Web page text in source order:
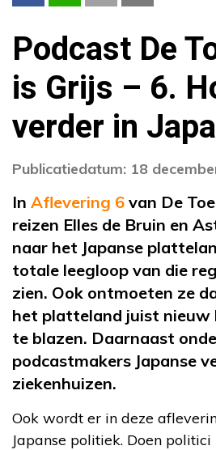
Podcast De
is Grijs – 6.
verder in
Publicatiedatum: 18
In Aflevering 6 van De
reizen Elles de Bruin en
naar het Japanse
totale leegloop van die
zien. Ook ontmoeten ze
het platteland juist nieuw
te blazen. Daarnaast
podcastmakers Japanse
ziekenhuizen.
Ook wordt er in deze
Japanse politiek. Doen